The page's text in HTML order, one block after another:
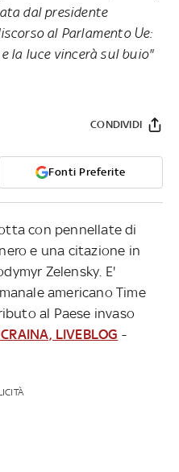
dal presidente
al Parlamento Ue:
la luce vincerà sul buio"
Fonti Preferite
CONDIVIDI
con pennellate di
e una citazione in
Zelensky. E'
americano Time
al Paese invaso
LIVEBLOG -